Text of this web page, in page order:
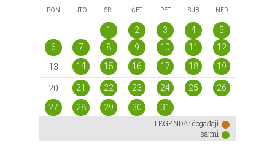
PON UTO SRI ČET PET SUB NED
1 2 3 4
5
6
7 8 9 10 11
12
13
14 15 16 17 18 19
20 21 22 23 24 25
26
27
28 29 30
31
LEGENDA: događaji
sajmi